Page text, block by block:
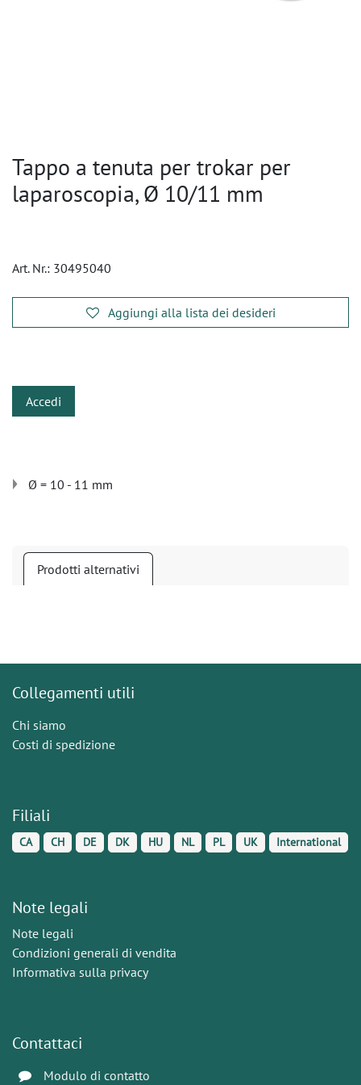
Tappo a tenuta per trokar per
laparoscopia, Ø 10/11 mm
Art. Nr.: 30495040
Aggiungi alla lista dei desideri
Accedi
Ø = 10 - 11 mm
Prodotti alternativi
Collegamenti utili
Chi siamo
Costi di spedizione
Filiali
CA CH DE DK HU NL PL UK International
Note legali
Note legali
Condizioni generali di vendita
Informativa sulla privacy
Contattaci
Modulo di contatto